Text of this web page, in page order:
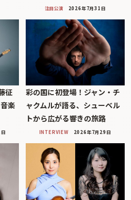
注目公演 2026年7月31日
征
楽
彩の国に初登場！ジャン・チ
ャクムルが語る、シューベル
トから広がる響きの旅路
INTERVIEW 2026年7月29日